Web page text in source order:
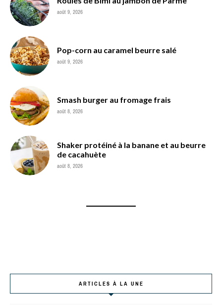
août 9, 2026
Pop-corn au caramel beurre salé
août 9, 2026
Smash burger au fromage frais
août 8, 2026
Shaker protéiné à la banane et au beurre
de cacahuète
août 8, 2026
ARTICLES À LA UNE